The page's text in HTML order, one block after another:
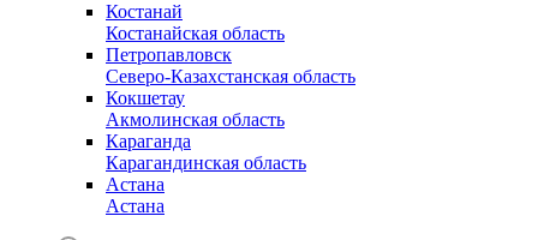
Костанай
Костанайская область
Петропавловск
Северо-Казахстанская область
Кокшетау
Акмолинская область
Караганда
Карагандинская область
Астана
Астана